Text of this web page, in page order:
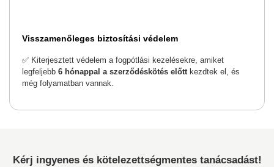
Visszamenőleges biztosítási védelem
✅ Kiterjesztett védelem a fogpótlási kezelésekre, amiket
legfeljebb 6 hónappal a szerződéskötés előtt kezdtek el, és
még folyamatban vannak.
Kérj ingyenes és kötelezettségmentes tanácsadást!